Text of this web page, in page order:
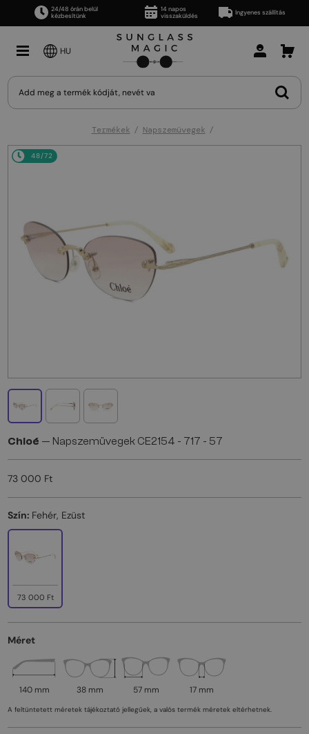
24/48 órán belül
kézbesítünk
14 napos
visszaküldés
Ingyenes szállítás
HU
Termékek Napszemüvegek
48/72
Chloé — Napszemüvegek CE2154 - 717 - 57
73 000 Ft
Szín: Fehér, Ezüst
73 000 Ft
Méret
140 mm 38 mm 57 mm 17 mm
A feltüntetett méretek tájékoztató jellegűek, a valós termék méretek eltérhetnek.